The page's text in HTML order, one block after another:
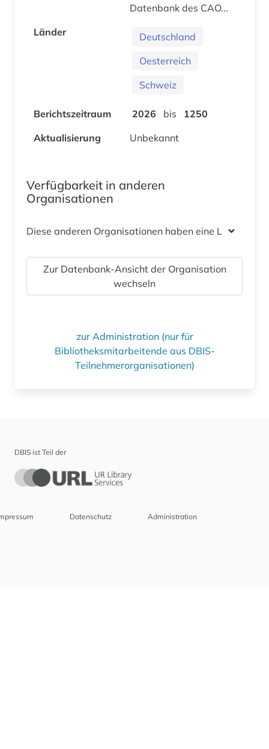
Datenbank des CAO...
Länder
Deutschland
Oesterreich
Schweiz
Berichtszeitraum 2026 bis
1250
Aktualisierung
Unbekannt
Verfügbarkeit in anderen
Organisationen
Diese anderen Organisationen haben eine Lizenz
Zur Datenbank-Ansicht der Organisation
wechseln
zur Administration (nur für
Bibliotheksmitarbeitende aus DBIS-
Teilnehmerorganisationen)
DBIS ist Teil der
Datenschutz Administration